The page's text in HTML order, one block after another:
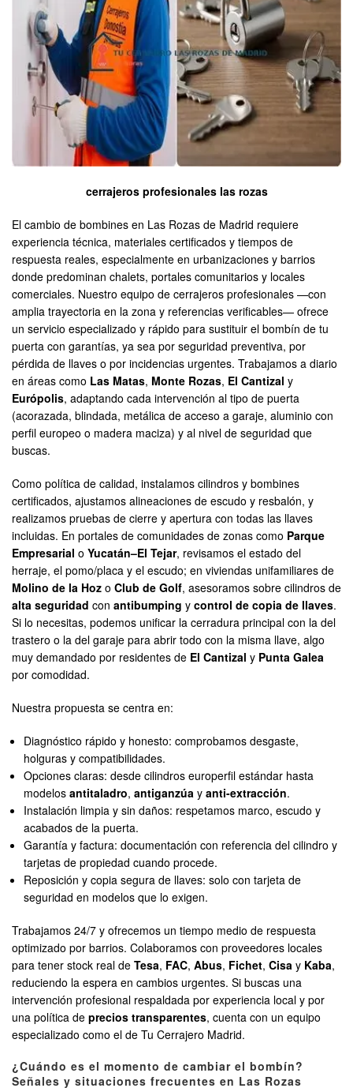
cerrajeros profesionales las rozas
El cambio de bombines en Las Rozas de Madrid requiere
experiencia técnica, materiales certificados y tiempos de
respuesta reales, especialmente en urbanizaciones y barrios
donde predominan chalets, portales comunitarios y locales
comerciales. Nuestro equipo de cerrajeros profesionales —con
amplia trayectoria en la zona y referencias verificables— ofrece
un servicio especializado y rápido para sustituir el bombín de tu
puerta con garantías, ya sea por seguridad preventiva, por
pérdida de llaves o por incidencias urgentes. Trabajamos a diario
en áreas como Las Matas, Monte Rozas, El Cantizal y
Európolis, adaptando cada intervención al tipo de puerta
(acorazada, blindada, metálica de acceso a garaje, aluminio con
perfil europeo o madera maciza) y al nivel de seguridad que
buscas.
Como política de calidad, instalamos cilindros y bombines
certificados, ajustamos alineaciones de escudo y resbalón, y
realizamos pruebas de cierre y apertura con todas las llaves
incluidas. En portales de comunidades de zonas como Parque
Empresarial o Yucatán–El Tejar, revisamos el estado del
herraje, el pomo/placa y el escudo; en viviendas unifamiliares de
Molino de la Hoz o Club de Golf, asesoramos sobre cilindros de
alta seguridad con antibumping y control de copia de llaves.
Si lo necesitas, podemos unificar la cerradura principal con la del
trastero o la del garaje para abrir todo con la misma llave, algo
muy demandado por residentes de El Cantizal y Punta Galea
por comodidad.
Nuestra propuesta se centra en:
Diagnóstico rápido y honesto: comprobamos desgaste,
holguras y compatibilidades.
Opciones claras: desde cilindros europerfil estándar hasta
modelosantitaladro,antiganzúa yanti-extracción.
Instalación limpia y sin daños: respetamos marco, escudo y
acabados de la puerta.
Garantía y factura: documentación con referencia del cilindro y
tarjetas de propiedad cuando procede.
Reposición y copia segura de llaves: solo con tarjeta de
seguridad en modelos que lo exigen.
Trabajamos 24/7 y ofrecemos un tiempo medio de respuesta
optimizado por barrios. Colaboramos con proveedores locales
para tener stock real de Tesa, FAC, Abus, Fichet, Cisa y Kaba,
reduciendo la espera en cambios urgentes. Si buscas una
intervención profesional respaldada por experiencia local y por
una política de precios transparentes, cuenta con un equipo
especializado como el de Tu Cerrajero Madrid.
¿Cuándo es el momento de cambiar el bombín?
Señales y situaciones frecuentes en Las Rozas